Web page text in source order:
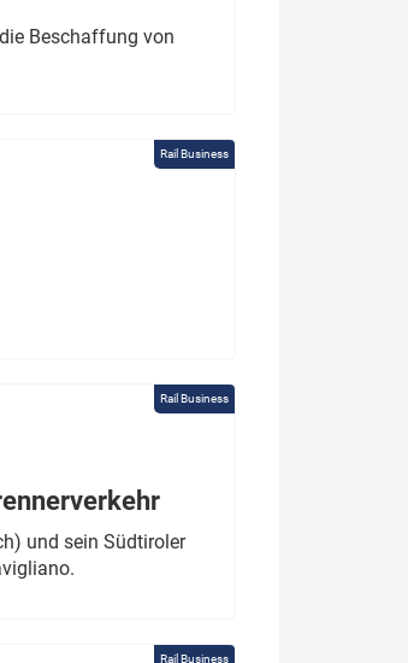
Beschaffung von
Rail Business
Rail Business
und sein Südtiroler
Rail Business